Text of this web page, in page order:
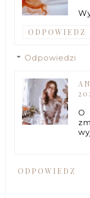
ODPOWIEDZ
Odpowiedzi
O
ODPOWIEDZ